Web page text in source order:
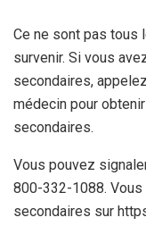
Ce ne sont pas
survenir. Si vous
secondaires,
médecin pour
secondaires.
Vous pouvez
800-332-1088.
secondaires sur